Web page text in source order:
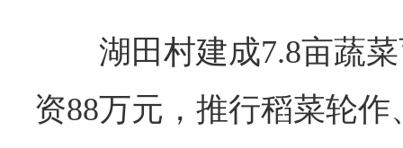
湖田村建成7.8亩蔬
资88万元，推行稻菜轮